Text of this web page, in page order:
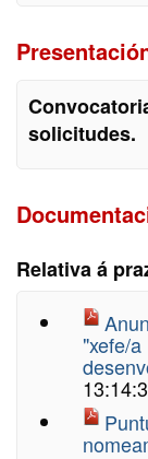
solicitudes.
Relativa á